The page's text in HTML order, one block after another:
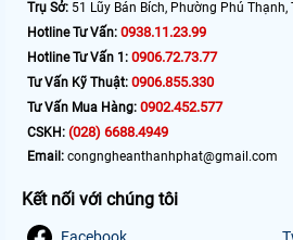
Trụ Sở: 51 Lũy Bán Bích, Phường Phú Thạnh,
Hotline Tư Vấn: 0938.11.23.99
Hotline Tư Vấn 1: 0906.72.73.77
Tư Vấn Kỹ Thuật: 0906.855.330
Tư Vấn Mua Hàng: 0902.452.577
CSKH: (028) 6688.4949
Email: congngheanthanhphat@gmail.com
Kết nối với chúng tôi